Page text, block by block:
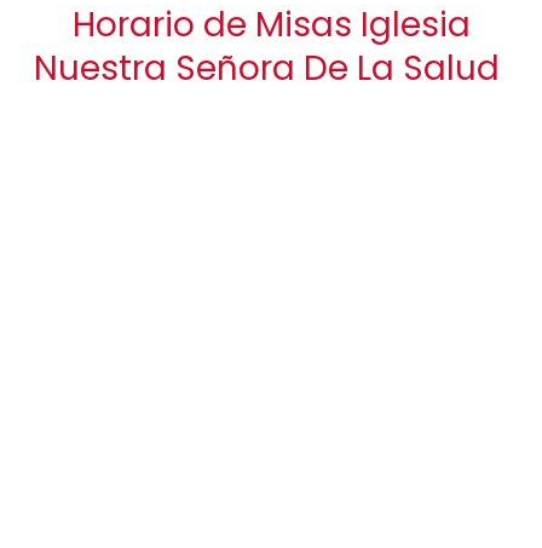
Horario de Misas Iglesia
Nuestra Señora De La Salud